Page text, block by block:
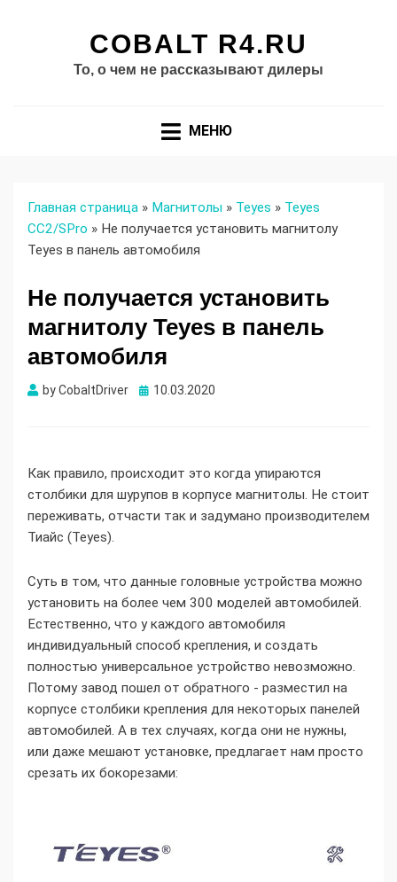
COBALT R4.RU
То, о чем не рассказывают дилеры
МЕНЮ
Главная страница » Магнитолы » Teyes » Teyes
СС2/SPro » Не получается установить магнитолу
Teyes в панель автомобиля
Не получается установить
магнитолу Teyes в панель
автомобиля
byCobaltDriver Опубликовано
10.03.2020
Как правило, происходит это когда упираются
столбики для шурупов в корпусе магнитолы. Не стоит
переживать, отчасти так и задумано производителем
Тиайс (Teyes).
Суть в том, что данные головные устройства можно
установить на более чем 300 моделей автомобилей.
Естественно, что у каждого автомобиля
индивидуальный способ крепления, и создать
полностью универсальное устройство невозможно.
Потому завод пошел от обратного - разместил на
корпусе столбики крепления для некоторых панелей
автомобилей. А в тех случаях, когда они не нужны,
или даже мешают установке, предлагает нам просто
срезать их бокорезами: